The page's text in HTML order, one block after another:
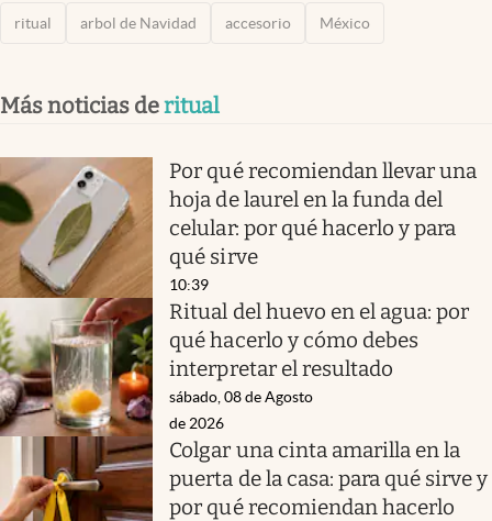
ritual arbol de Navidad accesorio México
Más noticias deritual
Por qué recomiendan llevar una
hoja de laurel en la funda del
celular: por qué hacerlo y para
qué sirve
10:39
Ritual del huevo en el agua: por
qué hacerlo y cómo debes
interpretar el resultado
sábado, 08 de Agosto
de 2026
Colgar una cinta amarilla en la
puerta de la casa: para qué sirve y
por qué recomiendan hacerlo